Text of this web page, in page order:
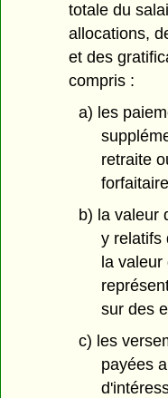
totale du
allocations,
et des
compris :
a) les
retraite
b) la valeur
y relatifs
la valeur
sur des
c) les
payées